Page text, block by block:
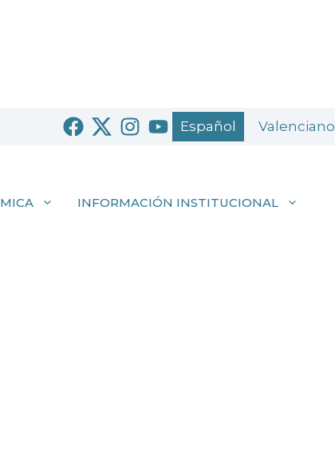
Español Valenciano
INFORMACIÓN INSTITUCIONAL